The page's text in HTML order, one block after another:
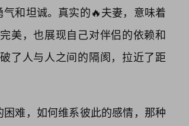
和坦诚。真实的🔥夫妻，意味着
美，也展现自己对伴侣的依赖和
了人与人之间的隔阂，拉近了距
难，如何维系彼此的感情，那种